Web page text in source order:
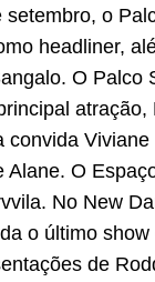
o
headliner,
O Palco
atração,
convida
Alane. O
No New
o último
de